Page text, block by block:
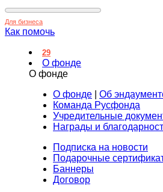
Для бизнеса
Как помочь
29
О фонде
О фонде
О фонде
Об
Команда Русфонда
Учредительные
Награды и
Подписка на новости
Подарочные
Баннеры
Договор